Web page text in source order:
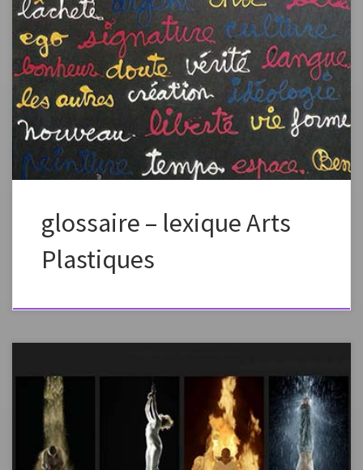
Index alphabétique
glossaire – lexique Arts
Plastiques
Le site de l’académie de Rennes propose un dossier complet sur Bill
Viola dans le cadre de la question limitative de l’option facultative
Terminale toutes séries. Plein écranappuyez sur esc pour sortir du
mode plein écran source de l’article:http://eduscol.education.fr/arts-
plastiques/actualites/actualites/article/bill-viola-dossier-complet.html